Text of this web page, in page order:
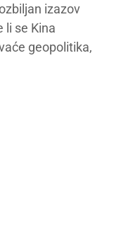
izazov
li se Kina
geopolitika,